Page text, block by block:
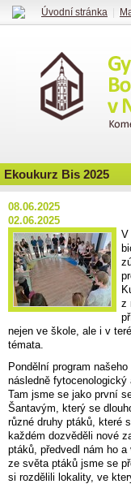
Ekoukurz Bis 2025
08.06.2025
02.06.2025
V
z
nejen ve škole, ale i v
témata.
Pondělní program
následně
Tam jsme se jako první
Šantavým, který se
různé druhy ptáků, které
každém dozvěděli nové
ptáků, předvedl nám ho
ze světa ptáků jsme se
si rozdělili lokality, ve
Úvodní stránka